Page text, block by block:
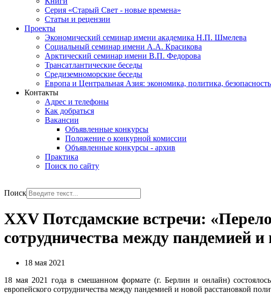
Серия «Старый Свет - новые времена»
Статьи и рецензии
Проекты
Экономический семинар имени академика Н.П. Шмелева
Социальный семинар имени А.А. Красикова
Арктический семинар имени В.П. Федорова
Трансатлантические беседы
Средиземноморские беседы
Европа и Центральная Азия: экономика, политика, безопасность
Контакты
Адрес и телефоны
Как добраться
Вакансии
Объявленные конкурсы
Положение о конкурной комиссии
Объявленные конкурсы - архив
Практика
Поиск по сайту
Поиск
XXV Потсдамские встречи:
сотрудничества между пандемией
18 мая 2021
18 мая 2021 года в смешанном формате (г. Берлин и онлайн)
европейского сотрудничества между пандемией и новой расстановкой